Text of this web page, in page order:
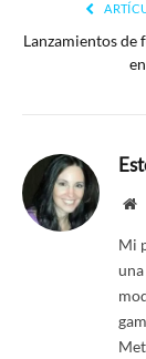
Lanzamientos de
Mi